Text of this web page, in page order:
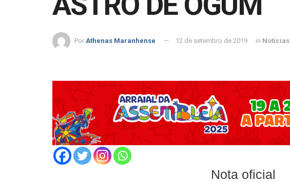
Por Athenas Maranhense 12 de setembro de 2019 in Notícias
Nota oficial